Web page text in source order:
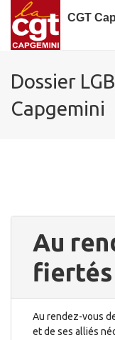
CGT
Dossier
Capgemini
Au
fiertés
Au rendez-vous
et de ses alliés